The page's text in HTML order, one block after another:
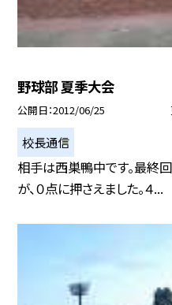
野球部 夏季大会
公開日 2012/06/25
校長通信
相手は西巣鴨中です。最終回
が、０点に押さえました。４...